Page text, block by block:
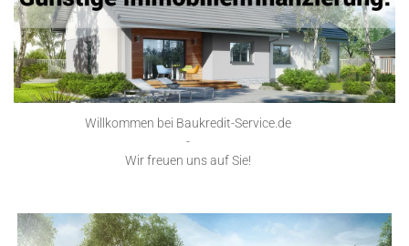
Willkommen bei Baukredit-Service.de
-
Wir freuen uns auf Sie!